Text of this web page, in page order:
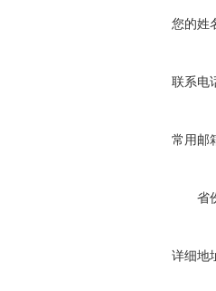
您的姓
联系电
常用邮
省
详细地